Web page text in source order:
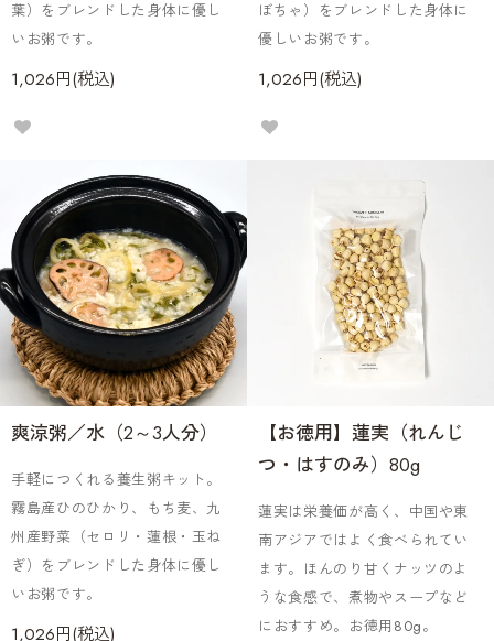
葉）をブレンドした身体に優し
いお粥です。
1,026円(税込)
ぼちゃ）をブレンドした身体に
優しいお粥です。
1,026円(税込)
爽涼粥／水（2～3人分）
手軽につくれる養生粥キット。
霧島産ひのひかり、もち麦、九
州産野菜（セロリ・蓮根・玉ね
ぎ）をブレンドした身体に優し
いお粥です。
1,026円(税込)
【お徳用】蓮実（れんじ
つ・はすのみ）80g
蓮実は栄養価が高く、中国や東
南アジアではよく食べられてい
ます。ほんのり甘くナッツのよ
うな食感で、煮物やスープなど
におすすめ。お徳用80g。